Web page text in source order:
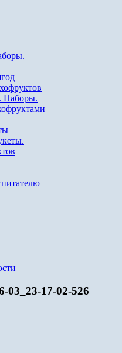
Наборы.
03_23-17-02-526